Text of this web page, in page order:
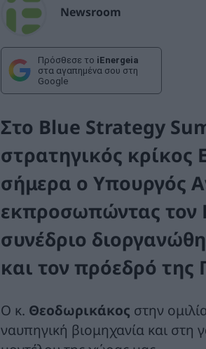
Newsroom
Πρόσθεσε το iEnergeia
στα αγαπημένα σου στη
Google
Στο Blue Strategy
στρατηγικός κρίκος
σήμερα ο Υπουργός
εκπροσωπώντας
συνέδριο
και τον πρόεδρό
Ο κ. Θεοδωρικάκος στην
ναυπηγική βιομηχανία και στη